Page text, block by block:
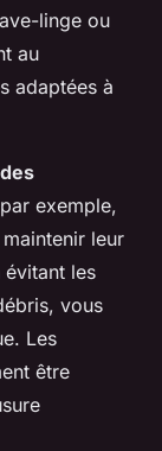
linge ou
au
adaptées à
exemple,
leur
les
vous
Les
être